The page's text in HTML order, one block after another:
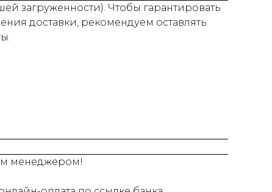
загруженности). Чтобы гарантировать
доставки, рекомендуем оставлять
менеджером!